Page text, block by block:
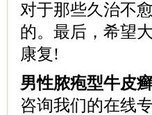
对于那些久治不
的。最后，希望
康复!
男性脓疱型牛皮
咨询我们的在线